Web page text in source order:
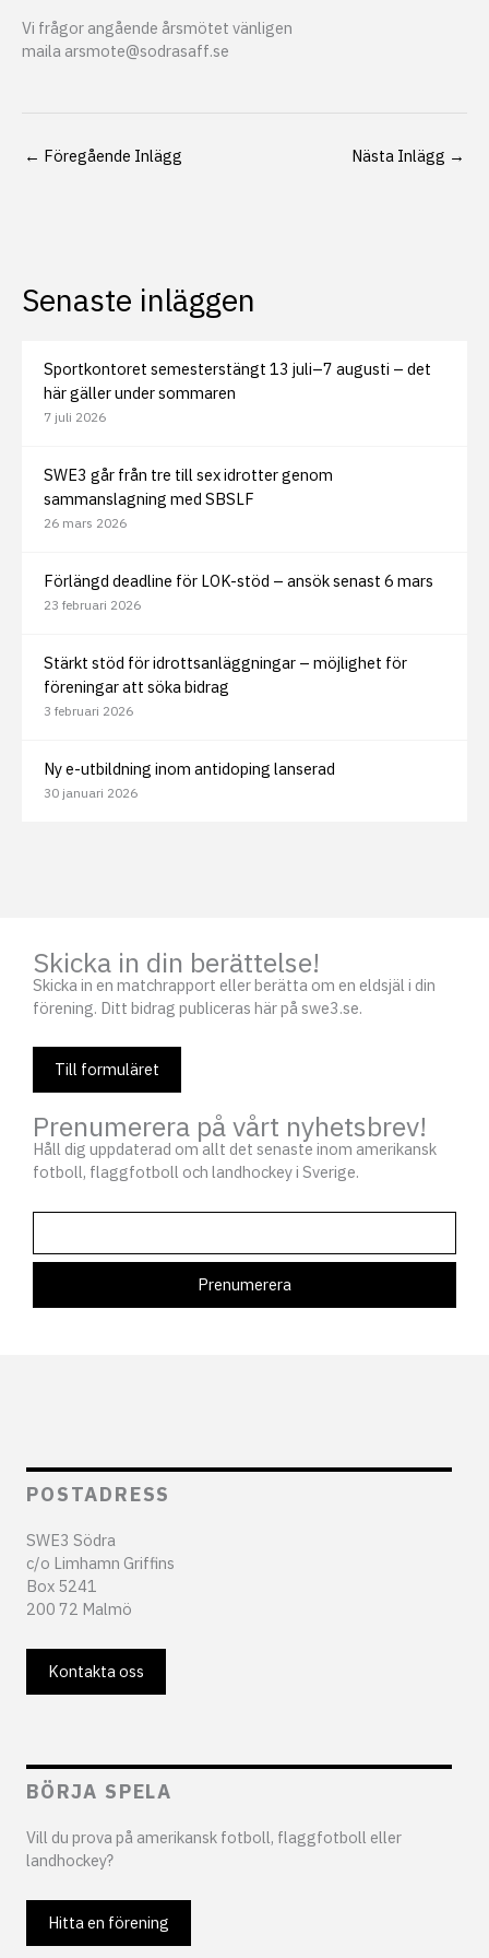
Vi frågor angående årsmötet vänligen
maila arsmote@sodrasaff.se
← Föregående Inlägg Nästa Inlägg →
Senaste inläggen
Sportkontoret semesterstängt 13 juli–7 augusti – det
här gäller under sommaren
7 juli 2026
SWE3 går från tre till sex idrotter genom
sammanslagning med SBSLF
26 mars 2026
Förlängd deadline för LOK-stöd – ansök senast 6 mars
23 februari 2026
Stärkt stöd för idrottsanläggningar – möjlighet för
föreningar att söka bidrag
3 februari 2026
Ny e-utbildning inom antidoping lanserad
30 januari 2026
Skicka in din berättelse!
Skicka in en matchrapport eller berätta om en eldsjäl i din
förening. Ditt bidrag publiceras här på swe3.se.
Till formuläret
Prenumerera på vårt nyhetsbrev!
Håll dig uppdaterad om allt det senaste inom amerikansk
fotboll, flaggfotboll och landhockey i Sverige.
POSTADRESS
SWE3 Södra
c/o Limhamn Griffins
Box 5241
200 72 Malmö
Kontakta oss
BÖRJA SPELA
Vill du prova på amerikansk fotboll, flaggfotboll eller
landhockey?
Hitta en förening